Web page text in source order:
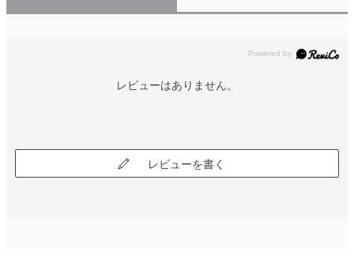
レビューはありません。
レビューを書く